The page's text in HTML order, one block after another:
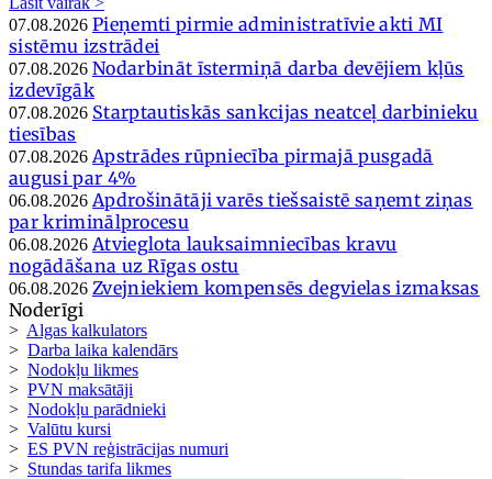
07.08.2026 Pieņemti pirmie administratīvie akti MI
sistēmu izstrādei
07.08.2026 Nodarbināt īstermiņā darba devējiem kļūs
izdevīgāk
07.08.2026 Starptautiskās sankcijas neatceļ darbinieku
tiesības
07.08.2026 Apstrādes rūpniecība pirmajā pusgadā
augusi par 4%
06.08.2026 Apdrošinātāji varēs tiešsaistē saņemt ziņas
par kriminālprocesu
06.08.2026 Atvieglota lauksaimniecības kravu
nogādāšana uz Rīgas ostu
06.08.2026 Zvejniekiem kompensēs degvielas izmaksas
Noderīgi
> Algas kalkulators
> Darba laika kalendārs
> Nodokļu likmes
> PVN maksātāji
> Nodokļu parādnieki
> Valūtu kursi
> ES PVN reģistrācijas numuri
> Stundas tarifa likmes